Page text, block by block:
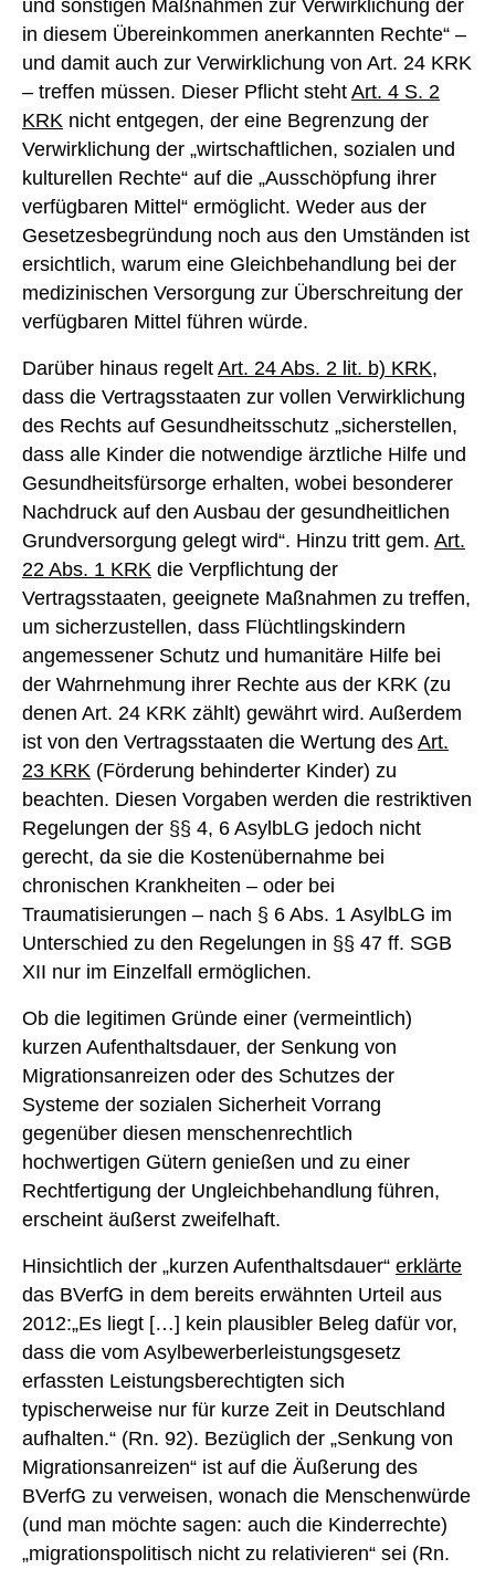
und sonstigen Maßnahmen zur Verwirklichung der
in diesem Übereinkommen anerkannten Rechte“ –
und damit auch zur Verwirklichung von Art. 24 KRK
– treffen müssen. Dieser Pflicht steht Art. 4 S. 2
KRK nicht entgegen, der eine Begrenzung der
Verwirklichung der „wirtschaftlichen, sozialen und
kulturellen Rechte“ auf die „Ausschöpfung ihrer
verfügbaren Mittel“ ermöglicht. Weder aus der
Gesetzesbegründung noch aus den Umständen ist
ersichtlich, warum eine Gleichbehandlung bei der
medizinischen Versorgung zur Überschreitung der
verfügbaren Mittel führen würde.
Darüber hinaus regelt Art. 24 Abs. 2 lit. b) KRK,
dass die Vertragsstaaten zur vollen Verwirklichung
des Rechts auf Gesundheitsschutz „sicherstellen,
dass alle Kinder die notwendige ärztliche Hilfe und
Gesundheitsfürsorge erhalten, wobei besonderer
Nachdruck auf den Ausbau der gesundheitlichen
Grundversorgung gelegt wird“. Hinzu tritt gem. Art.
22 Abs. 1 KRK die Verpflichtung der
Vertragsstaaten, geeignete Maßnahmen zu treffen,
um sicherzustellen, dass Flüchtlingskindern
angemessener Schutz und humanitäre Hilfe bei
der Wahrnehmung ihrer Rechte aus der KRK (zu
denen Art. 24 KRK zählt) gewährt wird. Außerdem
ist von den Vertragsstaaten die Wertung des Art.
23 KRK (Förderung behinderter Kinder) zu
beachten. Diesen Vorgaben werden die restriktiven
Regelungen der §§ 4, 6 AsylbLG jedoch nicht
gerecht, da sie die Kostenübernahme bei
chronischen Krankheiten – oder bei
Traumatisierungen – nach § 6 Abs. 1 AsylbLG im
Unterschied zu den Regelungen in §§ 47 ff. SGB
XII nur im Einzelfall ermöglichen.
Ob die legitimen Gründe einer (vermeintlich)
kurzen Aufenthaltsdauer, der Senkung von
Migrationsanreizen oder des Schutzes der
Systeme der sozialen Sicherheit Vorrang
gegenüber diesen menschenrechtlich
hochwertigen Gütern genießen und zu einer
Rechtfertigung der Ungleichbehandlung führen,
erscheint äußerst zweifelhaft.
Hinsichtlich der „kurzen Aufenthaltsdauer“ erklärte
das BVerfG in dem bereits erwähnten Urteil aus
2012:„Es liegt […] kein plausibler Beleg dafür vor,
dass die vom Asylbewerberleistungsgesetz
erfassten Leistungsberechtigten sich
typischerweise nur für kurze Zeit in Deutschland
aufhalten.“ (Rn. 92). Bezüglich der „Senkung von
Migrationsanreizen“ ist auf die Äußerung des
BVerfG zu verweisen, wonach die Menschenwürde
(und man möchte sagen: auch die Kinderrechte)
„migrationspolitisch nicht zu relativieren“ sei (Rn.